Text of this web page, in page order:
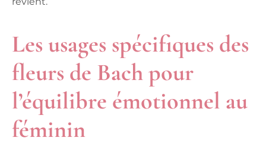
Les usages spécifiques des
fleurs de Bach pour
l’équilibre émotionnel au
féminin